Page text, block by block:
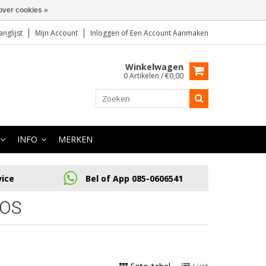
Mijn Account Inloggen of Een Account Aanmaken
Winkelwagen
0 Artikelen / €0,00
INFO MERKEN
Bel of App 085-0606541
cookies »